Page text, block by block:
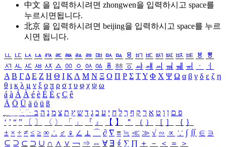
中文 을 입력하시려면 zhongwen을 입력하시고 space를
누르시면됩니다.
北京 을 입력하시려면 beijing을 입력하시고 space를 누르
시면 됩니다.
ㅥ ㅦ ㅧ ㅨ ㅩ ㅪ ㅫ ㅬ ㅭ ㅮ ㅯ ㅰ ㅱ ㅲ ㅳ ㅴ ㅵ ㅶ ㅷ ㅸ
ㅹ
ㅺ ㅻ ㅼ ㅽ ㅾ ㅿ ㆀ ㆁ ㆂ ㆃ ㆄ ㆅ ㆆ ㆇ ㆈ ㆉ ㆊ ㆋ ㆌ ㆍ
ㆎ
Α Β ΓΔ Ε Ζ Η Θ Ι ΚΛ Μ Ν Ξ Ο Π Ρ Σ ΤΥ Φ Χ Ψ Ω α β γ δ ε ζ η
θ ι κ λ μ ν ξ ο π ρ σ τ υ φ χ ψ ω
á à Á À é è É È ç Ç ê
Ä Ö Ü ä ö ü ß
ִֶֹ ֻּ ׁׂ פ ם ן ו ט א ר ק ף ך ל ח י ע כ ג ד ש ץ ת צ מ נ ה ב
‘ ’ “ ” 〔 〕 〈 〉 「 」 『 』 【 】 ＂ （ ） ［ ］ ｛ ｝
± × ÷ ≠ ≤ ≥ ∞ ∴ ♂ ♀ ∠ ⊥ ⌒ ∂ ∇ ≡ ≒ ≪ ≫ √ ∽ ∝ ∵ ∫ ∬ ∈ ∋
⊆ ⊇ ⊂ ⊃ ∪ ∩ ∧ ∨ ￢ ⇒ ⇔ ∀ ∃ ∮ ∑ ∏ ＋ － ＜ ＝
＞